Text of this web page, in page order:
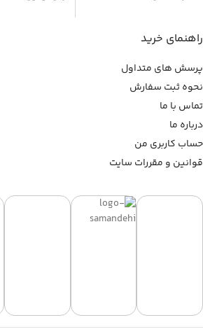
راهنمای خرید
پرسش های متداول
نحوه ثبت سفارش
تماس با ما
درباره ما
حساب کاربری من
قوانین و مقررات سایت